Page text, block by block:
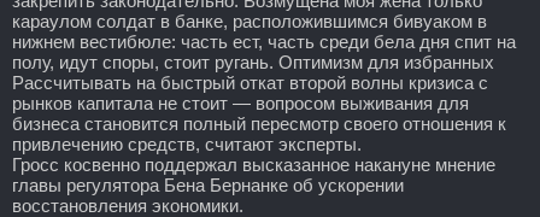
караулом солдат в банке, расположившимся бивуаком в
нижнем вестибюле: часть ест, часть среди бела дня спит на
полу, идут споры, стоит ругань. Оптимизм для избранных
Рассчитывать на быстрый откат второй волны кризиса с
рынков капитала не стоит — вопросом выживания для
бизнеса становится полный пересмотр своего отношения к
привлечению средств, считают эксперты.
Гросс косвенно поддержал высказанное накануне мнение
главы регулятора Бена Бернанке об ускорении
восстановления экономики.